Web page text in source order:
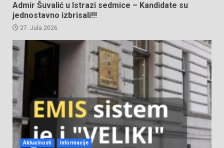
Admir Šuvalić u Istrazi sedmice – Kandidate su
jednostavno izbrisali!!!
27. Jula 2026.
Aktualnosti Informacije